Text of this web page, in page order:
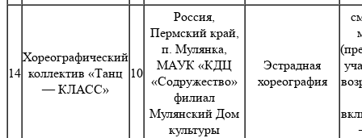
14
Хореографический
коллектив «Танц
— КЛАСС»
10
Россия,
Пермский край,
п. Мулянка,
МАУК «КДЦ
«Содружество»
филиал
Мулянский Дом
культуры
Эстрадная
хореография